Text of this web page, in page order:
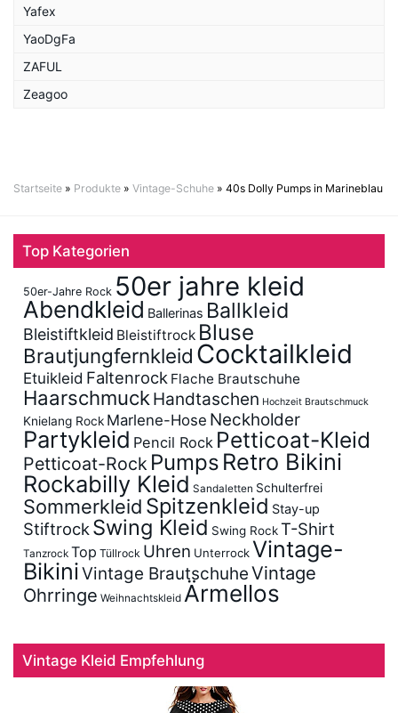
Yafex
YaoDgFa
ZAFUL
Zeagoo
Startseite » Produkte » Vintage-Schuhe » 40s Dolly Pumps in Marineblau
Top Kategorien
50er-Jahre Rock 50er jahre kleid
Abendkleid Ballerinas Ballkleid
Bleistiftkleid Bleistiftrock Bluse
Brautjungfernkleid Cocktailkleid
Etuikleid Faltenrock Flache Brautschuhe
Haarschmuck Handtaschen Hochzeit Brautschmuck
Knielang Rock Marlene-Hose Neckholder
Partykleid Pencil Rock Petticoat-Kleid
Petticoat-Rock Pumps Retro Bikini
Rockabilly Kleid Sandaletten Schulterfrei
Sommerkleid Spitzenkleid Stay-up
Stiftrock Swing Kleid Swing RockT-Shirt
Tanzrock Top Tüllrock Uhren UnterrockVintage-
BikiniVintage BrautschuheVintage
Ohrringe Weihnachtskleid Ärmellos
Vintage Kleid Empfehlung